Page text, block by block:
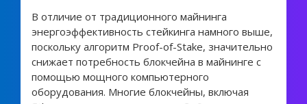
В отличие от традиционного майнинга
энергоэффективность стейкинга намного выше,
поскольку алгоритм Proof-of-Stake, значительно
снижает потребность блокчейна в майнинге с
помощью мощного компьютерного
оборудования. Многие блокчейны, включая